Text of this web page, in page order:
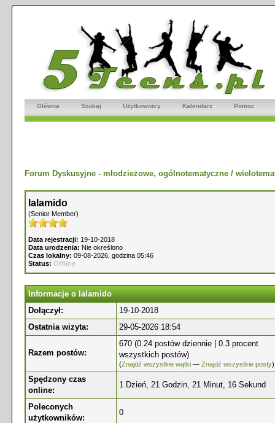
Główna Szukaj Użytkownicy Kalendarz Pomoc
Forum Dyskusyjne - młodzieżowe, ogólnotematyczne /
lalamido
(Senior Member)
Data rejestracji: 19-10-2018
Data urodzenia: Nie określono
Czas lokalny: 09-08-2026, godzina 05:46
Status: Offline
Informacje o lalamido
Dołączył:
19-10-2018
Ostatnia wizyta:
29-05-2026 18:54
Razem postów:
670 (0.24 postów dziennie | 0.3 procent
wszystkich postów)
(Znajdź wszystkie wątki — Znajdź wszystkie posty)
Spędzony czas
online:
1 Dzień, 21 Godzin, 21 Minut, 16 Sekund
Poleconych
użytkowników:
0